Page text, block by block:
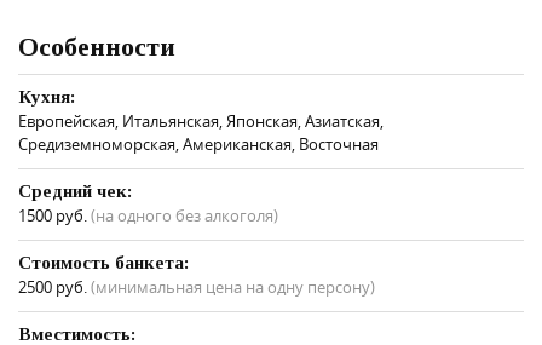
Особенности
Кухня:
Европейская, Итальянская, Японская, Азиатская,
Средиземноморская, Американская, Восточная
Средний чек:
1500 руб.(на одного без алкоголя)
Стоимость банкета:
2500 руб.(минимальная цена на одну персону)
Вместимость: